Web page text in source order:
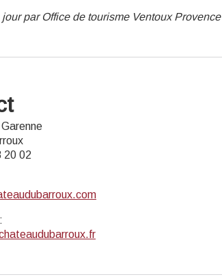
par Office de tourisme Ventoux
20 02
: